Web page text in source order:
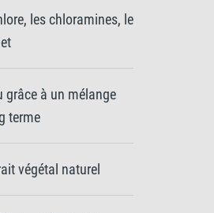
les chloramines, le
grâce à un mélange
terme
végétal naturel